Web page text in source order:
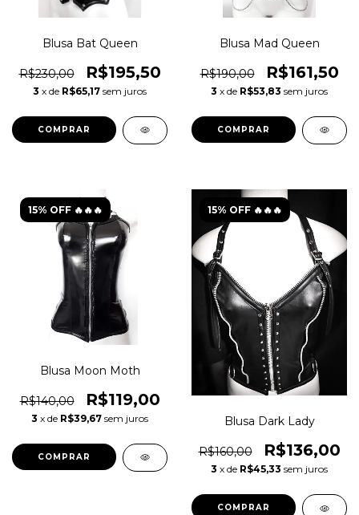
Blusa Bat Queen
R$230,00 R$195,50
3 x de R$65,17 sem juros
COMPRAR
Blusa Mad Queen
R$190,00 R$161,50
3 x de R$53,83 sem juros
COMPRAR
15% OFF 🔥🔥🔥
Blusa Moon Moth
R$140,00 R$119,00
3 x de R$39,67 sem juros
COMPRAR
15% OFF 🔥🔥🔥
Blusa Dark Lady
R$160,00 R$136,00
3 x de R$45,33 sem juros
COMPRAR